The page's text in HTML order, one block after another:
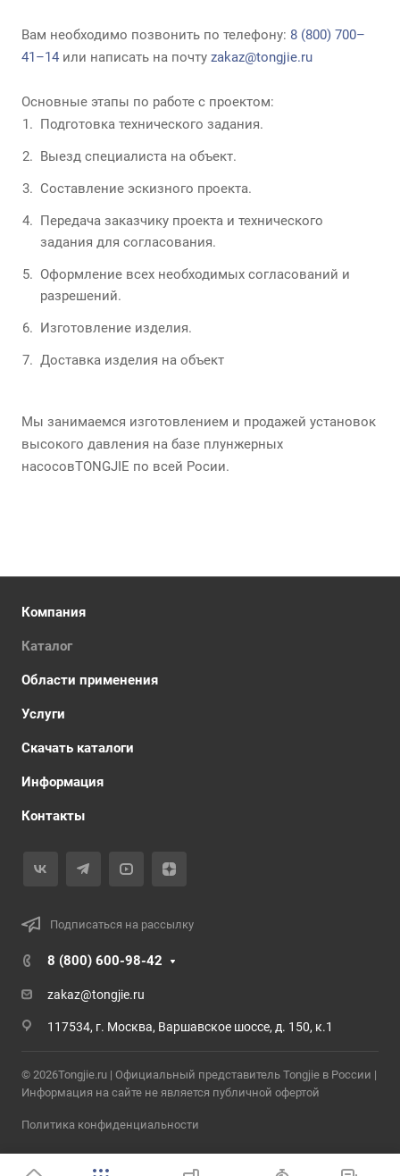
Вам необходимо позвонить по телефону: 8 (800) 700–
41–14 или написать на почту zakaz@tongjie.ru
Основные этапы по работе с проектом:
Подготовка технического задания.
Выезд специалиста на объект.
Составление эскизного проекта.
Передача заказчику проекта и технического
задания для согласования.
Оформление всех необходимых согласований и
разрешений.
Изготовление изделия.
Доставка изделия на объект
Мы занимаемся изготовлением и продажей установок
высокого давления на базе плунжерных
насосовTONGJIE по всей Росии.
Компания
Каталог
Области применения
Услуги
Скачать каталоги
Информация
Контакты
Подписаться на рассылку
8 (800) 600-98-42
zakaz@tongjie.ru
117534, г. Москва, Варшавское шоссе, д. 150, к.1
© 2026Tongjie.ru | Официальный представитель Tongjie в России |
Информация на сайте не является публичной офертой
Политика конфиденциальности